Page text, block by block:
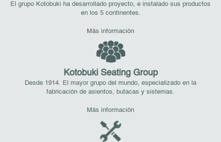
El grupo Kotobuki ha desarrollado proyecto, e instalado sus productos
en los 5 continentes.
Más información
Kotobuki Seating Group
Desde 1914. El mayor grupo del mundo, especializado en la
fabricación de asientos, butacas y sistemas.
Más información